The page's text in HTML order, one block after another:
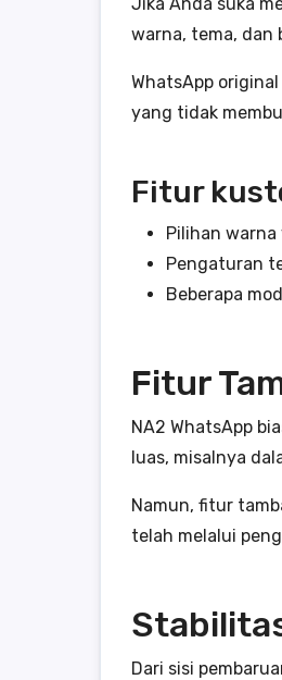
warna, tema, dan
WhatsApp
yang tidak
Fitur
Pilihan warna
Pengaturan
Beberapa
Fitur
NA2 WhatsApp
luas, misalnya
Namun, fitur
telah melalui
Dari sisi